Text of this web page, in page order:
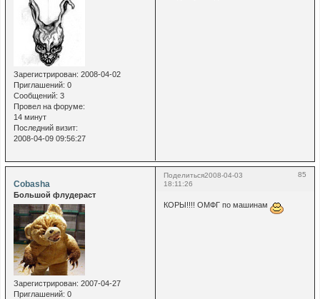
Зарегистрирован: 2008-04-02
Приглашений: 0
Сообщений: 3
Провел на форуме:
14 минут
Последний визит:
2008-04-09 09:56:27
Поделиться 85
2008-04-03
18:11:26
Cobasha
Большой флудераст
Зарегистрирован: 2007-04-27
Приглашений: 0
КОРЫ!!!! ОМФГ по машинам